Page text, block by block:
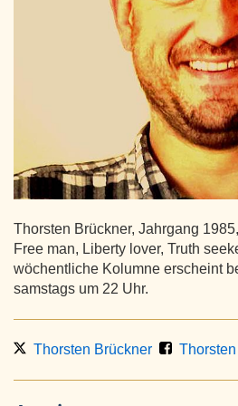
Thorsten Brückner, Jahrgang
Free man, Liberty lover, Truth
wöchentliche Kolumne erscheint
samstags um 22 Uhr.
Thorsten Brückner